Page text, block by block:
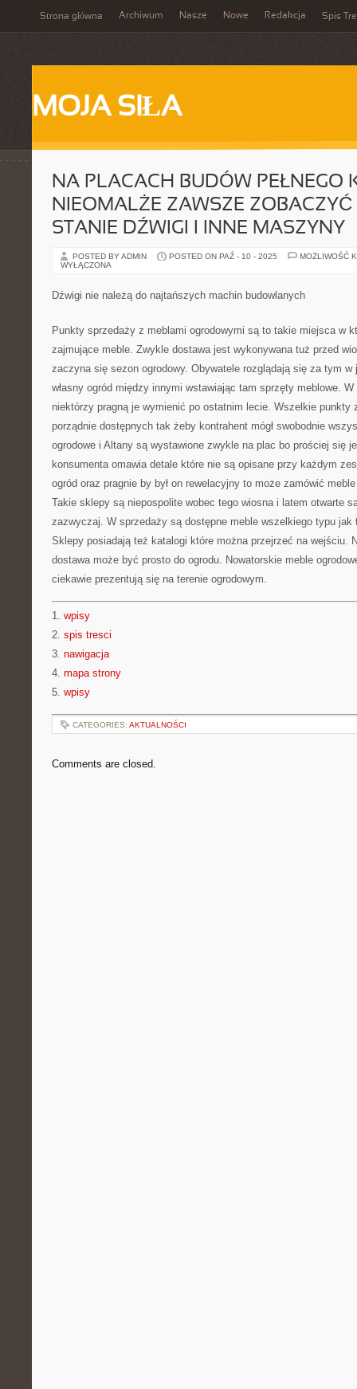
Strona główna Archiwum Nasze Nowe Redakcja Spis
MOJA SIŁA
NA PLACACH BUDÓW PEŁNEGO
NIEOMALŻE ZAWSZE ZOBACZYĆ
STANIE DŹWIGI I INNE MASZYNY
POSTED BY ADMIN POSTED ON PAŹ - 10 - 2025
MOŻLIWOŚĆ
WYŁĄCZONA
Dźwigi nie należą do najtańszych machin budowlanych
Punkty sprzedaży z meblami ogrodowymi są to takie miejsca w
zajmujące meble. Zwykle dostawa jest wykonywana tuż przed
zaczyna się sezon ogrodowy. Obywatele rozglądają się za tym
własny ogród między innymi wstawiając tam sprzęty meblowe.
niektórzy pragną je wymienić po ostatnim lecie. Wszelkie punkty
porządnie dostępnych tak żeby kontrahent mógł swobodnie
ogrodowe i Altany są wystawione zwykle na plac bo prościej się
konsumenta omawia detale które nie są opisane przy każdym
ogród oraz pragnie by był on rewelacyjny to może zamówić
Takie sklepy są niepospolite wobec tego wiosna i latem otwarte
zazwyczaj. W sprzedaży są dostępne meble wszelkiego typu
Sklepy posiadają też katalogi które można przejrzeć na wejściu.
dostawa może być prosto do ogrodu. Nowatorskie meble
ciekawie prezentują się na terenie ogrodowym.
1. wpisy
2. spis tresci
3. nawigacja
4. mapa strony
5. wpisy
CATEGORIES: AKTUALNOŚCI
Comments are closed.